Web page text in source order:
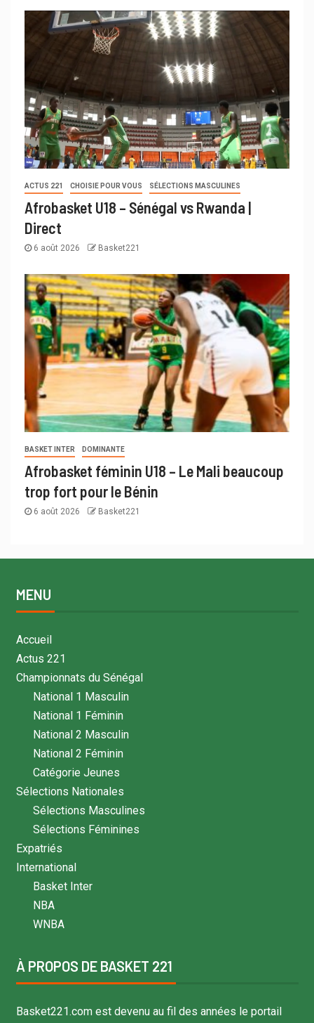
ACTUS 221 CHOISIE POUR VOUS SÉLECTIONS MASCULINES
Afrobasket U18 – Sénégal vs Rwanda |
Direct
6 août 2026 Basket221
BASKET INTER DOMINANTE
Afrobasket féminin U18 – Le Mali beaucoup
trop fort pour le Bénin
6 août 2026 Basket221
MENU
Accueil
Actus 221
Championnats du Sénégal
National 1 Masculin
National 1 Féminin
National 2 Masculin
National 2 Féminin
Catégorie Jeunes
Sélections Nationales
Sélections Masculines
Sélections Féminines
Expatriés
International
Basket Inter
NBA
WNBA
À PROPOS DE BASKET 221
Basket221.com est devenu au fil des années le portail